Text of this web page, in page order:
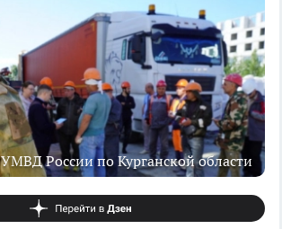
УМВД России по Курганской области